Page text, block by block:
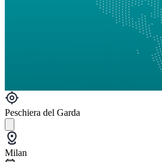
Peschiera del Garda
Milan